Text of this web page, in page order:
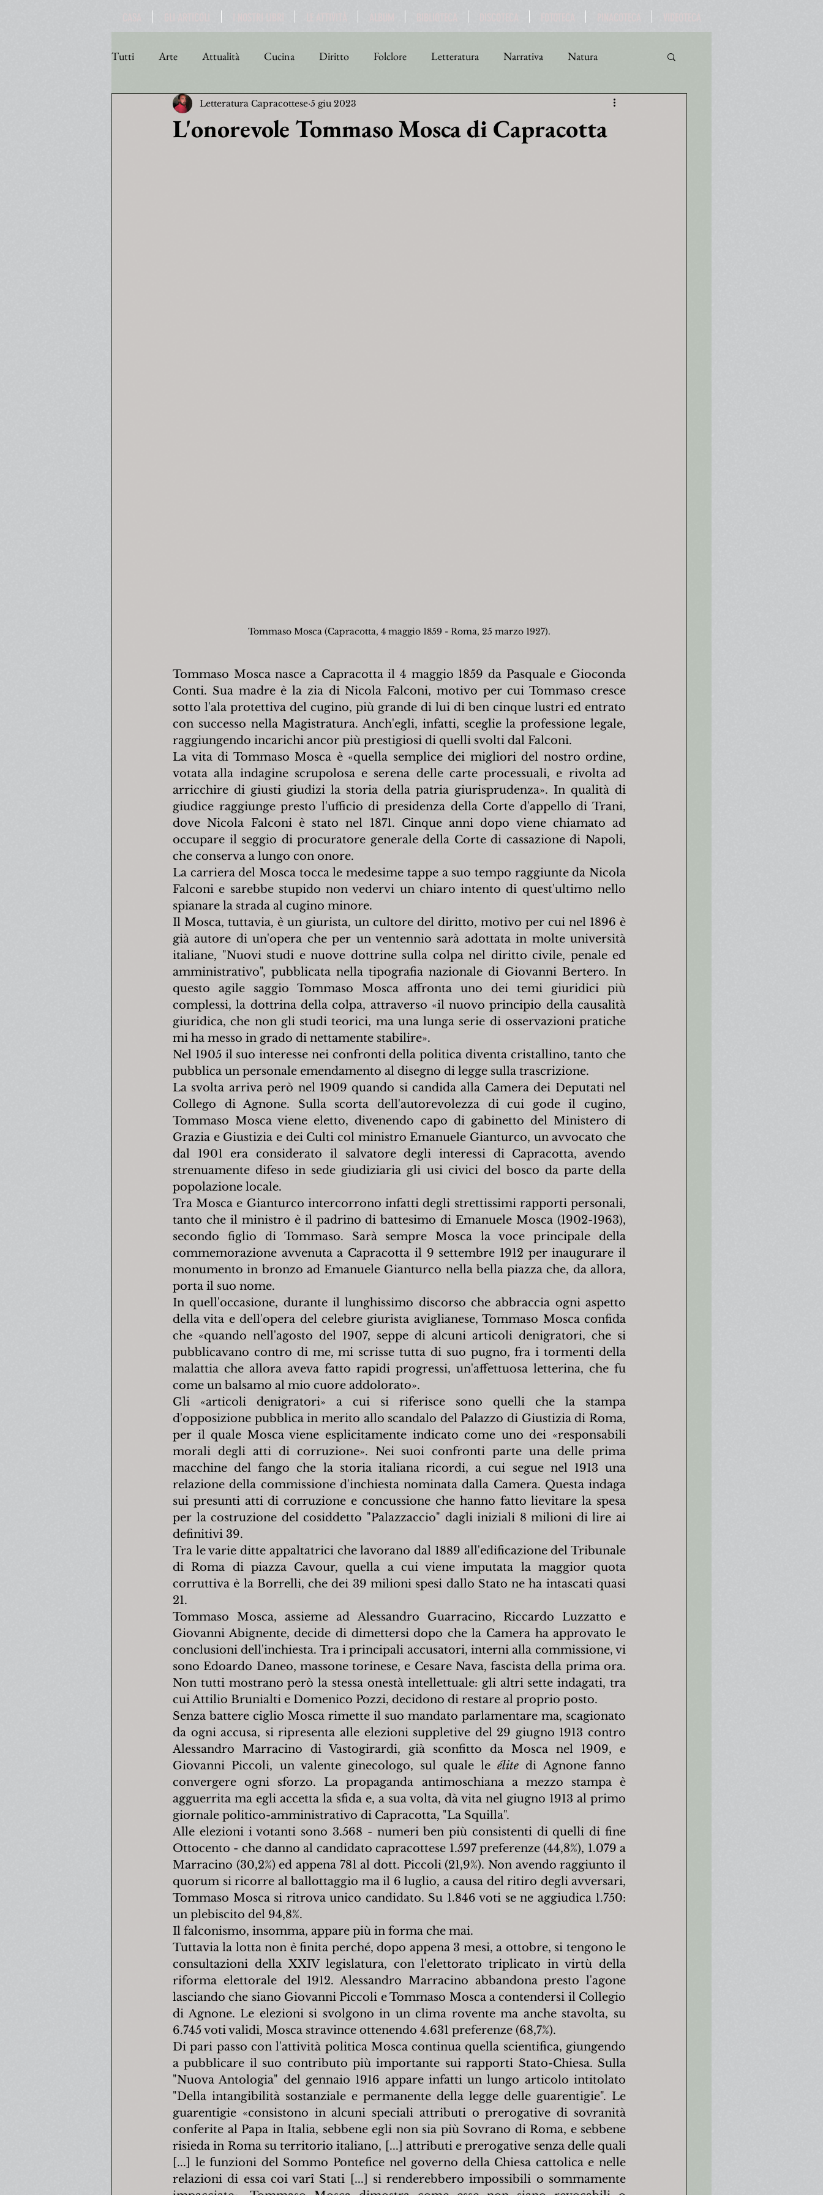
Tutti Arte Attualità Cucina Diritto Folclore Letteratura Narrativa Natura
Personaggi Poesia Politica Religione Turismo
L'onorevole Tommaso Mosca di Capracotta
Letteratura Capracottese 5 giu 2023
Tommaso Mosca (Capracotta, 4 maggio 1859 - Roma, 25 marzo 1927).
Tommaso Mosca nasce a Capracotta il 4 maggio 1859 da Pasquale e Gioconda
Conti. Sua madre è la zia di Nicola Falconi, motivo per cui Tommaso cresce
sotto l'ala protettiva del cugino, più grande di lui di ben cinque lustri ed entrato
con successo nella Magistratura. Anch'egli, infatti, sceglie la professione legale,
raggiungendo incarichi ancor più prestigiosi di quelli svolti dal Falconi.
La vita di Tommaso Mosca è «quella semplice dei migliori del nostro ordine,
votata alla indagine scrupolosa e serena delle carte processuali, e rivolta ad
arricchire di giusti giudizi la storia della patria giurisprudenza». In qualità di
giudice raggiunge presto l'ufficio di presidenza della Corte d'appello di Trani,
dove Nicola Falconi è stato nel 1871. Cinque anni dopo viene chiamato ad
occupare il seggio di procuratore generale della Corte di cassazione di Napoli,
che conserva a lungo con onore.
La carriera del Mosca tocca le medesime tappe a suo tempo raggiunte da Nicola
Falconi e sarebbe stupido non vedervi un chiaro intento di quest'ultimo nello
spianare la strada al cugino minore.
Il Mosca, tuttavia, è un giurista, un cultore del diritto, motivo per cui nel 1896 è
già autore di un'opera che per un ventennio sarà adottata in molte università
italiane, "Nuovi studi e nuove dottrine sulla colpa nel diritto civile, penale ed
amministrativo", pubblicata nella tipografia nazionale di Giovanni Bertero. In
questo agile saggio Tommaso Mosca affronta uno dei temi giuridici più
complessi, la dottrina della colpa, attraverso «il nuovo principio della causalità
giuridica, che non gli studi teorici, ma una lunga serie di osservazioni pratiche
mi ha messo in grado di nettamente stabilire».
Nel 1905 il suo interesse nei confronti della politica diventa cristallino, tanto che
pubblica un personale emendamento al disegno di legge sulla trascrizione.
La svolta arriva però nel 1909 quando si candida alla Camera dei Deputati nel
Collego di Agnone. Sulla scorta dell'autorevolezza di cui gode il cugino,
Tommaso Mosca viene eletto, divenendo capo di gabinetto del Ministero di
Grazia e Giustizia e dei Culti col ministro Emanuele Gianturco, un avvocato che
dal 1901 era considerato il salvatore degli interessi di Capracotta, avendo
strenuamente difeso in sede giudiziaria gli usi civici del bosco da parte della
popolazione locale.
Tra Mosca e Gianturco intercorrono infatti degli strettissimi rapporti personali,
tanto che il ministro è il padrino di battesimo di Emanuele Mosca (1902-1963),
secondo figlio di Tommaso. Sarà sempre Mosca la voce principale della
commemorazione avvenuta a Capracotta il 9 settembre 1912 per inaugurare il
monumento in bronzo ad Emanuele Gianturco nella bella piazza che, da allora,
porta il suo nome.
In quell'occasione, durante il lunghissimo discorso che abbraccia ogni aspetto
della vita e dell'opera del celebre giurista aviglianese, Tommaso Mosca confida
che «quando nell'agosto del 1907, seppe di alcuni articoli denigratori, che si
pubblicavano contro di me, mi scrisse tutta di suo pugno, fra i tormenti della
malattia che allora aveva fatto ra­pidi progressi, un'affettuosa lette­rina, che fu
come un balsamo al mio cuore addolorato».
Gli «articoli denigratori» a cui si riferisce sono quelli che la stampa
d'opposizione pubblica in merito allo scandalo del Palazzo di Giustizia di Roma,
per il quale Mosca viene esplicitamente indicato come uno dei «responsabili
morali degli atti di corruzione». Nei suoi confronti parte una delle prima
macchine del fango che la storia italiana ricordi, a cui segue nel 1913 una
relazione della commissione d'inchiesta nominata dalla Camera. Questa indaga
sui presunti atti di corruzione e concussione che hanno fatto lievitare la spesa
per la costruzione del cosiddetto "Palazzaccio" dagli iniziali 8 milioni di lire ai
definitivi 39.
Tra le varie ditte appaltatrici che lavorano dal 1889 all'edificazione del Tribunale
di Roma di piazza Cavour, quella a cui viene imputata la maggior quota
corruttiva è la Borrelli, che dei 39 milioni spesi dallo Stato ne ha intascati quasi
21.
Tommaso Mosca, assieme ad Alessandro Guarracino, Riccardo Luzzatto e
Giovanni Abignente, decide di dimettersi dopo che la Camera ha approvato le
conclusioni dell'inchiesta. Tra i principali accusatori, interni alla commissione, vi
sono Edoardo Daneo, massone torinese, e Cesare Nava, fascista della prima ora.
Non tutti mostrano però la stessa onestà intellettuale: gli altri sette indagati, tra
cui Attilio Brunialti e Domenico Pozzi, decidono di restare al proprio posto.
Senza battere ciglio Mosca rimette il suo mandato parlamentare ma, scagionato
da ogni accusa, si ripresenta alle elezioni suppletive del 29 giugno 1913 contro
Alessandro Marracino di Vastogirardi, già sconfitto da Mosca nel 1909, e
Giovanni Piccoli, un valente ginecologo, sul quale le élite di Agnone fanno
convergere ogni sforzo. La propaganda antimoschiana a mezzo stampa è
agguerrita ma egli accetta la sfida e, a sua volta, dà vita nel giugno 1913 al primo
giornale politico-amministrativo di Capracotta, "La Squilla".
Alle elezioni i votanti sono 3.568 - numeri ben più consistenti di quelli di fine
Ottocento - che danno al candidato capracottese 1.597 preferenze (44,8%), 1.079 a
Marracino (30,2%) ed appena 781 al dott. Piccoli (21,9%). Non avendo raggiunto il
quorum si ricorre al ballottaggio ma il 6 luglio, a causa del ritiro degli avversari,
Tommaso Mosca si ritrova unico candidato. Su 1.846 voti se ne aggiudica 1.750:
un plebiscito del 94,8%.
Il falconismo, insomma, appare più in forma che mai.
Tuttavia la lotta non è finita perché, dopo appena 3 mesi, a ottobre, si tengono le
consultazioni della XXIV legislatura, con l'elettorato triplicato in virtù della
riforma elettorale del 1912. Alessandro Marracino abbandona presto l'agone
lasciando che siano Giovanni Piccoli e Tommaso Mosca a contendersi il Collegio
di Agnone. Le elezioni si svolgono in un clima rovente ma anche stavolta, su
6.745 voti validi, Mosca stravince ottenendo 4.631 preferenze (68,7%).
Di pari passo con l'attività politica Mosca continua quella scientifica, giungendo
a pubblicare il suo contributo più importante sui rapporti Stato-Chiesa. Sulla
"Nuova Antologia" del gennaio 1916 appare infatti un lungo articolo intitolato
"Della intangibilità sostanziale e permanente della legge delle guarentigie". Le
guarentigie «consistono in alcuni speciali attributi o prerogative di sovranità
conferite al Papa in Italia, sebbene egli non sia più Sovrano di Roma, e sebbene
risieda in Roma su territorio italiano, [...] attributi e prerogative senza delle quali
[...] le funzioni del Sommo Pontefice nel governo della Chiesa cattolica e nelle
relazioni di essa coi varî Stati [...] si renderebbero impossibili o sommamente